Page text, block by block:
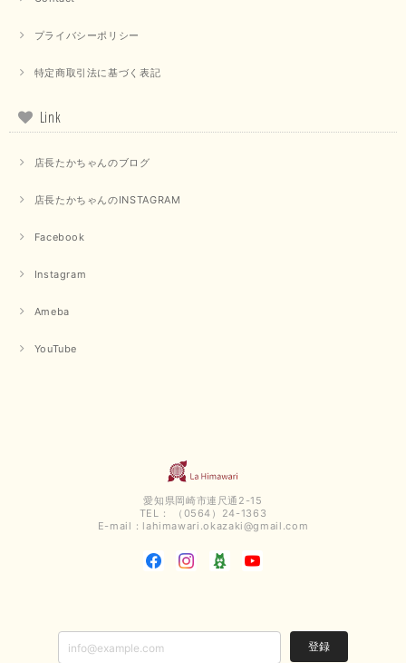
プライバシーポリシー
特定商取引法に基づく表記
Link
店長たかちゃんのブログ
店長たかちゃんのINSTAGRAM
Facebook
Instagram
Ameba
YouTube
愛知県岡崎市連尺通2-15
TEL： （0564）24-1363
E-mail： lahimawari.okazaki@gmail.com
登録